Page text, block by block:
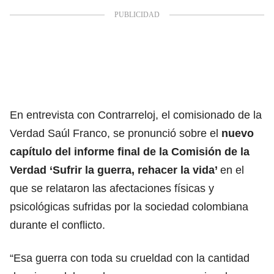
En entrevista con Contrarreloj, el comisionado de la
Verdad Saúl Franco, se pronunció sobre el nuevo
capítulo del informe final de la Comisión de la
Verdad ‘Sufrir la guerra, rehacer la vida’ en el
que se relataron las afectaciones físicas y
psicológicas sufridas por la sociedad colombiana
durante el conflicto.
“Esa guerra con toda su crueldad con la cantidad